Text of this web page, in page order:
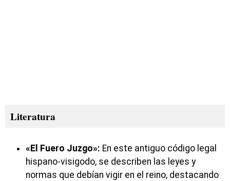
Literatura
«El Fuero Juzgo»: En este antiguo código legal
hispano-visigodo, se describen las leyes y
normas que debían vigir en el reino, destacando